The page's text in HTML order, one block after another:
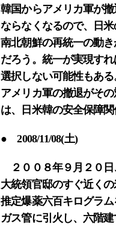
韓国からアメリカ軍が
ならなくなるので、日
南北朝鮮の再統一の動
だろう。統一が実現す
選択しない可能性もあ
アメリカ軍の撤退がそ
は、日米韓の安全保障関
● 2008/11/08(土)
２００８年９月２０
大統領官邸のすぐ近く
推定爆薬六百キログラ
ガス管に引火し、六階